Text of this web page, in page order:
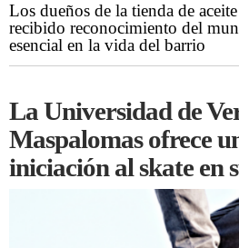
Los dueños de la tienda de
recibido reconocimiento del
esencial en la vida del barrio
La Universidad de
Maspalomas ofrece
iniciación al skate en